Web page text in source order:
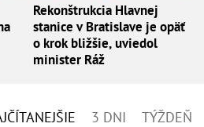
Rekonštrukcia Hlavnej
stanice v Bratislave je opäť
o krok bližšie, uviedol
minister Ráž
3 DNI TÝŽDEŇ